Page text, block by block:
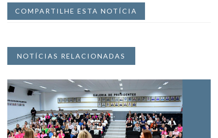
COMPARTILHE ESTA NOTÍCIA
NOTÍCIAS RELACIONADAS